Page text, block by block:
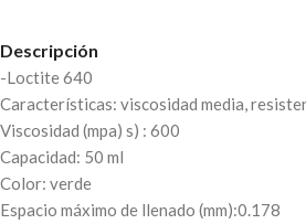
Descripción
-Loctite 640
Características: viscosidad media,
Viscosidad (mpa) s) : 600
Capacidad: 50 ml
Color: verde
Espacio máximo de llenado (mm):0.178